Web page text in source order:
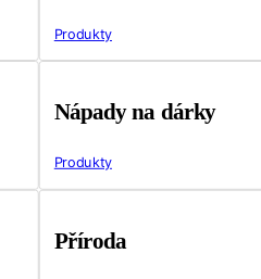
Produkty
Nápady na dárky
Produkty
Příroda